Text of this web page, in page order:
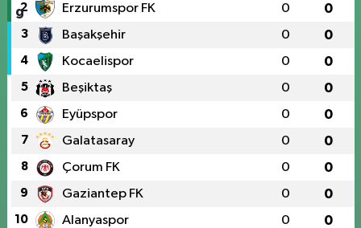
2 Erzurumspor FK 0 0
3 Başakşehir 0 0
4 Kocaelispor 0 0
5 Beşiktaş 0 0
6 Eyüpspor 0 0
7 Galatasaray 0 0
8 Çorum FK 0 0
9 Gaziantep FK 0 0
10 Alanyaspor 0 0